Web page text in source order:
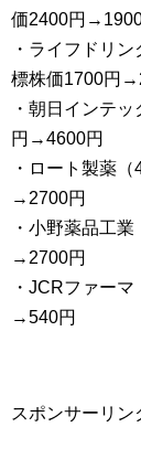
価2400円
・ライフドリ
標株価1700円
・朝日インテ
円→4600円
・ロート製薬
→2700円
・小野薬品工
→2700円
・JCRファー
→540円
スポンサーリン